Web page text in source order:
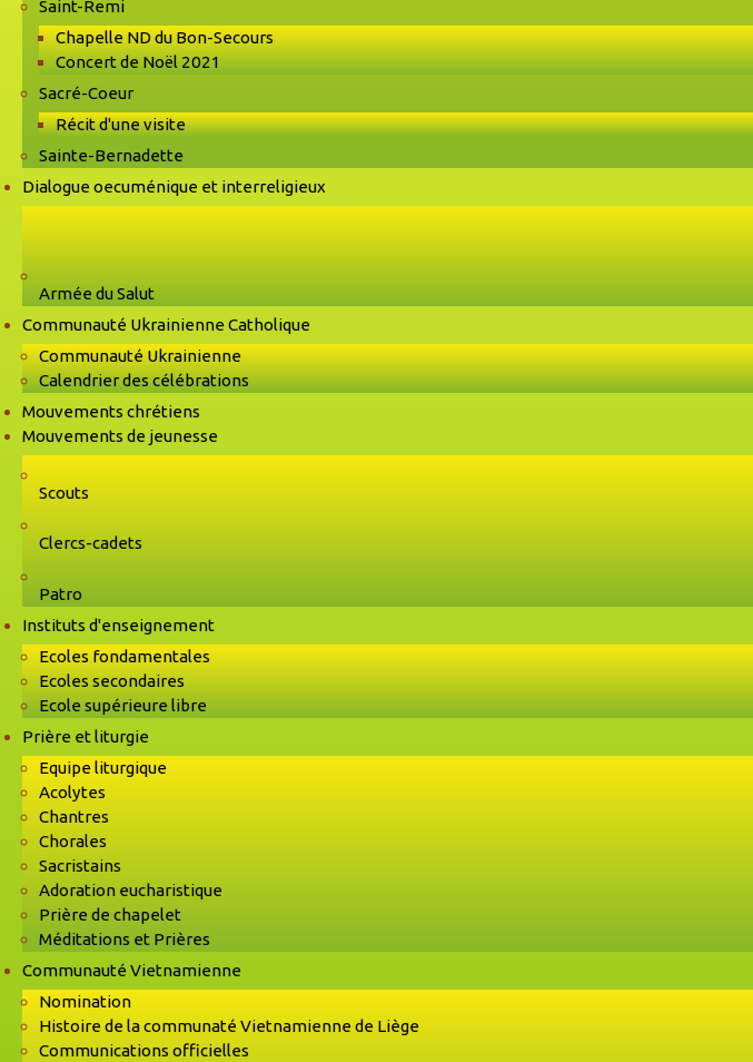
Saint-Remi
Chapelle ND du Bon-Secours
Concert de Noël 2021
Sacré-Coeur
Récit d'une visite
Sainte-Bernadette
Dialogue oecuménique et interreligieux
Armée du Salut
Communauté Ukrainienne Catholique
Communauté Ukrainienne
Calendrier des célébrations
Mouvements chrétiens
Mouvements de jeunesse
Scouts
Clercs-cadets
Patro
Instituts d'enseignement
Ecoles fondamentales
Ecoles secondaires
Ecole supérieure libre
Prière et liturgie
Equipe liturgique
Acolytes
Chantres
Chorales
Sacristains
Adoration eucharistique
Prière de chapelet
Méditations et Prières
Communauté Vietnamienne
Nomination
Histoire de la communaté Vietnamienne de Liège
Communications officielles